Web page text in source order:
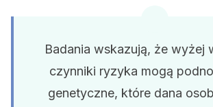
Badania wskazują, że wyżej
czynniki ryzyka mogą
genetyczne, które dana